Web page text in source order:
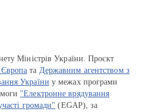
Міністрів України. Проєкт
та Державним агентством з
України у межах програми
"Електронне врядування
громади" (EGAP), за